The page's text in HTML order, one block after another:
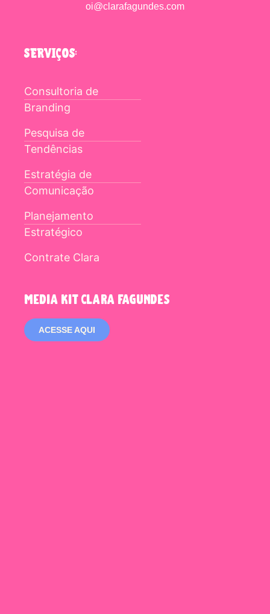
oi@clarafagundes.com
SERVIÇOS:
Consultoria de
Branding
Pesquisa de
Tendências
Estratégia de
Comunicação
Planejamento
Estratégico
Contrate Clara
media kit clara fagundes
ACESSE AQUI